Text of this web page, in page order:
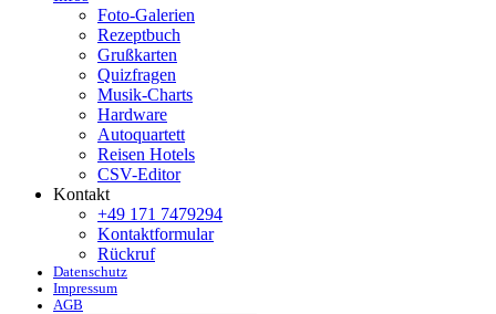
Foto-Galerien
Rezeptbuch
Grußkarten
Quizfragen
Musik-Charts
Hardware
Autoquartett
Reisen Hotels
CSV-Editor
Kontakt
+49 171 7479294
Kontaktformular
Rückruf
Datenschutz
Impressum
AGB